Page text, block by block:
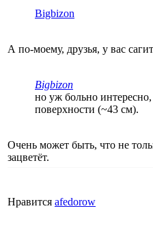
Bigbizon
А по-моему, друзья, у вас
Bigbizon
но уж больно интересно,
поверхности (~43 см).
Очень может быть, что не
зацветёт.
Нравится afedorow